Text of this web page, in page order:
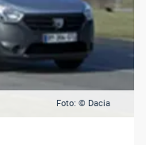
Foto: © Dacia